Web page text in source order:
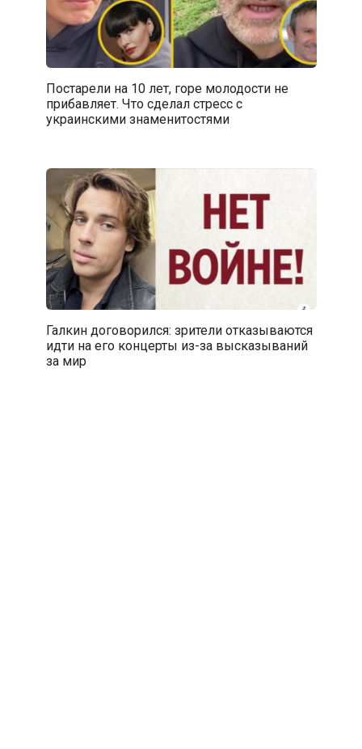
Постарели на 10 лет, горе молодости не
прибавляет. Что сделал стресс с
украинскими знаменитостями
Галкин договорился: зрители отказываются
идти на его концерты из-за высказываний
за мир